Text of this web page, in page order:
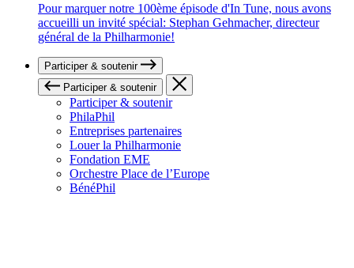
Pour marquer notre 100ème épisode d'In Tune, nous avons
accueilli un invité spécial: Stephan Gehmacher, directeur
général de la Philharmonie!
Participer & soutenir
Participer & soutenir
Participer & soutenir
PhilaPhil
Entreprises partenaires
Louer la Philharmonie
Fondation EME
Orchestre Place de l’Europe
BénéPhil